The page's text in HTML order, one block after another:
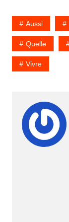
Aussi
Quelle
Vivre